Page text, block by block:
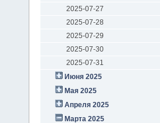
2025-07-27
2025-07-28
2025-07-29
2025-07-30
2025-07-31
Июня 2025
Мая 2025
Апреля 2025
Марта 2025